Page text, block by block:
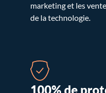
marketing et les
de la technologie.
100% de